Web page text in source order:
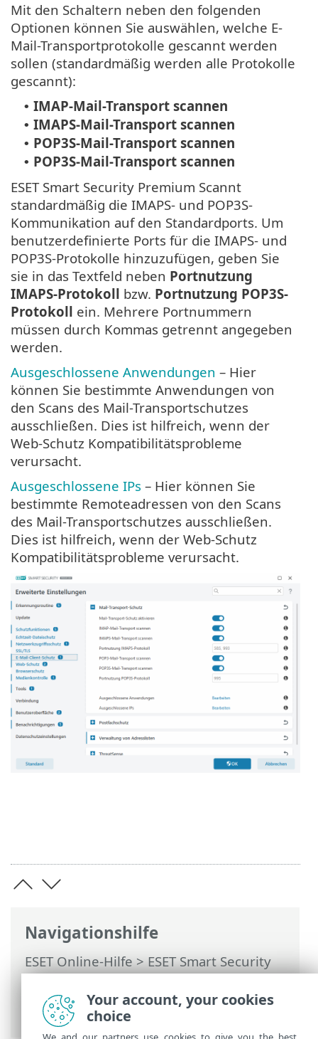
Navigationshilfe
ESET Online-Hilfe>ESET Smart Security
Premium>Erweiterte Einstellungen>
Schutzfunktionen>E-Mail-Client-Schutz
> Mail-Transport-Schutz
Mit den Schaltern neben den folgenden
Optionen können Sie auswählen, welche E-
Mail-Transportprotokolle gescannt werden
sollen (standardmäßig werden alle Protokolle
gescannt):
• IMAP-Mail-Transport scannen
• IMAPS-Mail-Transport scannen
• POP3S-Mail-Transport scannen
• POP3S-Mail-Transport scannen
ESET Smart Security Premium Scannt
standardmäßig die IMAPS- und POP3S-
Kommunikation auf den Standardports. Um
benutzerdefinierte Ports für die IMAPS- und
POP3S-Protokolle hinzuzufügen, geben Sie
sie in das Textfeld neben Portnutzung
IMAPS-Protokoll bzw. Portnutzung POP3S-
Protokoll ein. Mehrere Portnummern
müssen durch Kommas getrennt angegeben
werden.
Ausgeschlossene Anwendungen – Hier
können Sie bestimmte Anwendungen von
den Scans des Mail-Transportschutzes
ausschließen. Dies ist hilfreich, wenn der
Web-Schutz Kompatibilitätsprobleme
verursacht.
Ausgeschlossene IPs – Hier können Sie
bestimmte Remoteadressen von den Scans
des Mail-Transportschutzes ausschließen.
Dies ist hilfreich, wenn der Web-Schutz
Kompatibilitätsprobleme verursacht.
Your account, your cookies
choice